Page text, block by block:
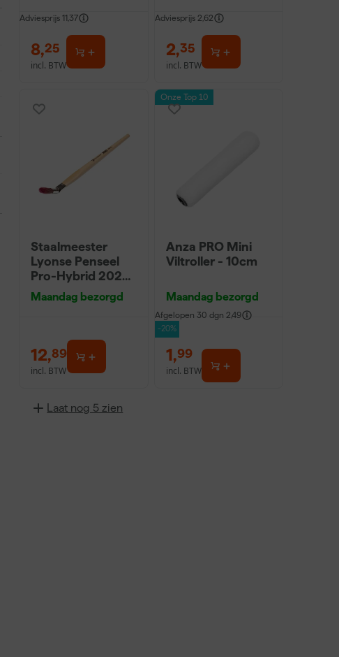
Adviesprijs 11,37
8,25
incl. BTW
Adviesprijs 2,62
2,35
incl. BTW
Staalmeester
Lyonse Penseel
Pro-Hybrid 2024
- 16
Maandag bezorgd
12,89
incl. BTW
Onze Top 10
Anza PRO Mini
Viltroller - 10cm
Maandag bezorgd
Afgelopen 30 dgn 2,49
-20%
1,99
incl. BTW
Laat nog 5 zien